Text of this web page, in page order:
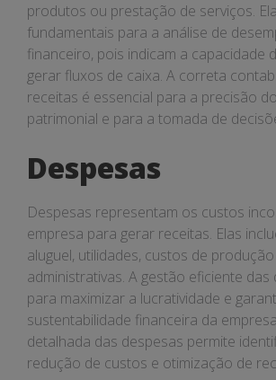
produtos ou prestação de serviços.
fundamentais para a análise de
financeiro, pois indicam a capacidade
gerar fluxos de caixa. A correta
receitas é essencial para a precisão
patrimonial e para a tomada de
Despesas
Despesas representam os custos
empresa para gerar receitas. Elas
aluguel, utilidades, custos de
administrativas. A gestão eficiente das
para maximizar a lucratividade e
sustentabilidade financeira da
detalhada das despesas permite
redução de custos e otimização de